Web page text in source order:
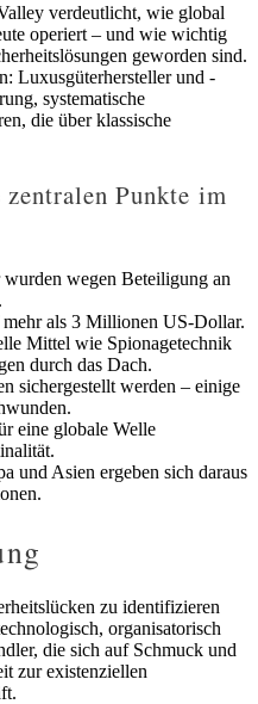
verdeutlicht, wie global
operiert – und wie wichtig
geworden sind.
Luxusgüterhersteller und -
systematische
die über klassische
zentralen Punkte im
wegen Beteiligung an
als 3 Millionen US-Dollar.
Mittel wie Spionagetechnik
durch das Dach.
sichergestellt werden – einige
eine globale Welle
und Asien ergeben sich daraus
zu identifizieren
organisatorisch
die sich auf Schmuck und
zur existenziellen